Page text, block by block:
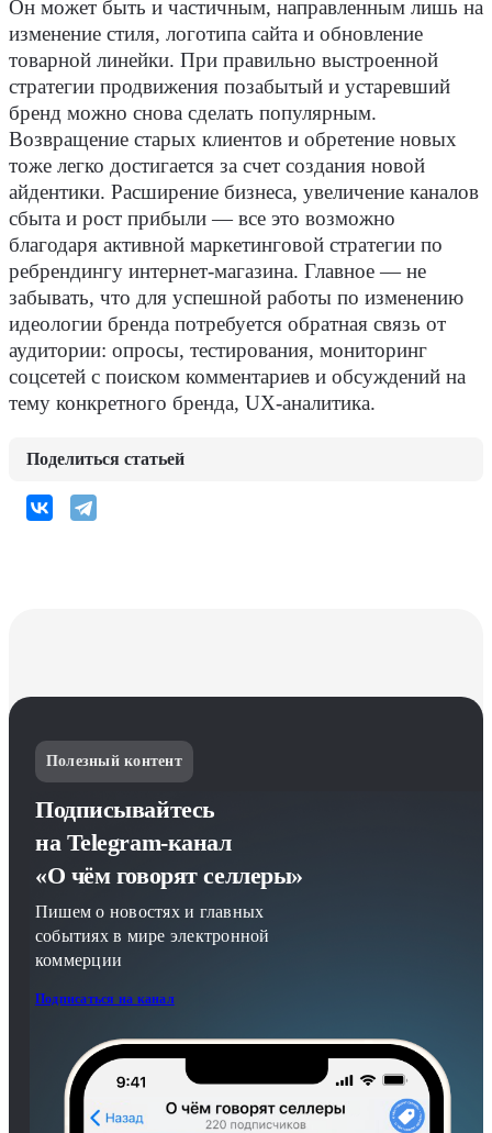
Он может быть и частичным, направленным лишь на
изменение стиля, логотипа сайта и обновление
товарной линейки. При правильно выстроенной
стратегии продвижения позабытый и устаревший
бренд можно снова сделать популярным.
Возвращение старых клиентов и обретение новых
тоже легко достигается за счет создания новой
айдентики. Расширение бизнеса, увеличение каналов
сбыта и рост прибыли — все это возможно
благодаря активной маркетинговой стратегии по
ребрендингу интернет-магазина. Главное — не
забывать, что для успешной работы по изменению
идеологии бренда потребуется обратная связь от
аудитории: опросы, тестирования, мониторинг
соцсетей с поиском комментариев и обсуждений на
тему конкретного бренда, UX-аналитика.
Поделиться статьей
Полезный контент
Подписывайтесь
на Telegram-канал
«О чём говорят селлеры»
Пишем о новостях и главных
событиях в мире электронной
коммерции
Подписаться на канал